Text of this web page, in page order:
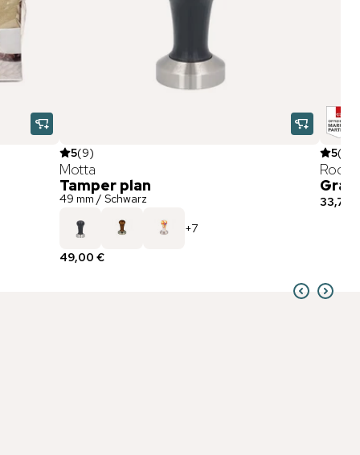
5(9)
Motta
Tamper plan
49 mm / Schwarz
+7
49,00 €
5(
33,75 €